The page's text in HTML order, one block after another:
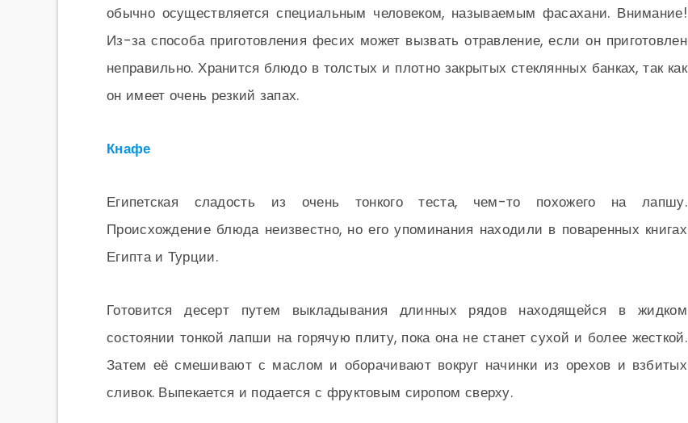
обычно осуществляется специальным человеком, называемым фасахани. Внимание!
Из-за способа приготовления фесих может вызвать отравление, если он приготовлен
неправильно. Хранится блюдо в толстых и плотно закрытых стеклянных банках, так как
он имеет очень резкий запах.
Кнафе
Египетская сладость из очень тонкого теста, чем-то похожего на лапшу.
Происхождение блюда неизвестно, но его упоминания находили в поваренных книгах
Египта и Турции.
Готовится десерт путем выкладывания длинных рядов находящейся в жидком
состоянии тонкой лапши на горячую плиту, пока она не станет сухой и более жесткой.
Затем её смешивают с маслом и оборачивают вокруг начинки из орехов и взбитых
сливок. Выпекается и подается с фруктовым сиропом сверху.